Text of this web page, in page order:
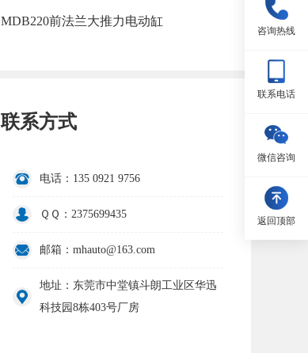
MDB220前法兰大推力电动缸
联系方式
电话：135 0921 9756
ＱＱ：2375699435
邮箱：mhauto@163.com
地址：东莞市中堂镇斗朗工业区华迅
科技园8栋403号厂房
咨询热线
联系电话
微信咨询
返回顶部